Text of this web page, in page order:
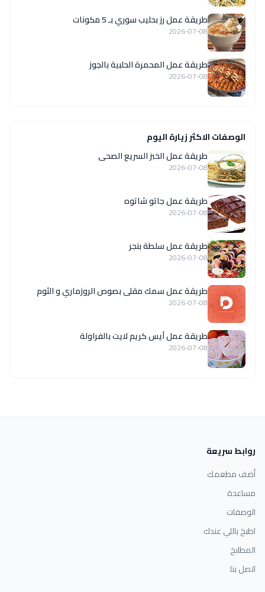
طريقة عمل رز بحليب سوري بـ 5 مكونات
2026-07-08
طريقة عمل المحمرة الحلبية بالجوز
2026-07-08
الوصفات الاكثر زيارة اليوم
طريقة عمل الخبز السريع الصحى
2026-07-08
طريقة عمل جاتو شاتوه
2026-07-08
طريقة عمل سلطة بنجر
2026-07-08
طريقة عمل سمك مقلى بصوص الروزماري و الثوم
2026-07-08
طريقة عمل آيس كريم لايت بالفراولة
2026-07-08
روابط سريعة
أضف مطعمك
مساعدة
الوصفات
اطبخ باللي عندك
المطابخ
اتصل بنا